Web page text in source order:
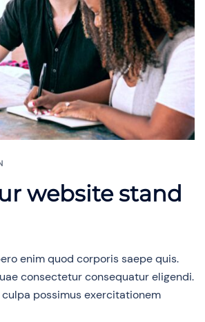
website stand
enim quod corporis saepe quis.
consectetur consequatur eligendi.
possimus exercitationem